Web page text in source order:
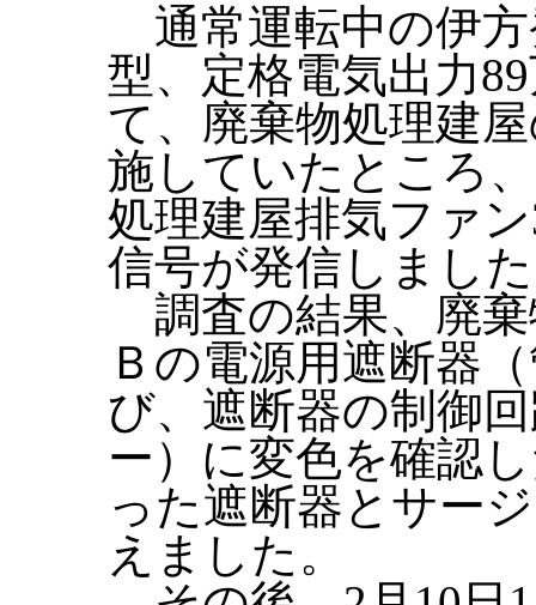
通常運転中の伊方
型、定格電気出力
て、廃棄物処理建
施していたところ
処理建屋排気ファ
信号が発信しまし
調査の結果、廃棄
Ｂの電源用遮断器
び、遮断器の制御
ー）に変色を確認
った遮断器とサー
えました。